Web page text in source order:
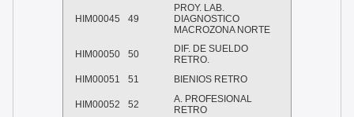
HIM00045 49
PROY. LAB.
DIAGNOSTICO
MACROZONA NORTE
HIM00050 50
DIF. DE SUELDO
RETRO.
HIM00051
51 BIENIOS RETRO
HIM00052 52
A. PROFESIONAL
RETRO